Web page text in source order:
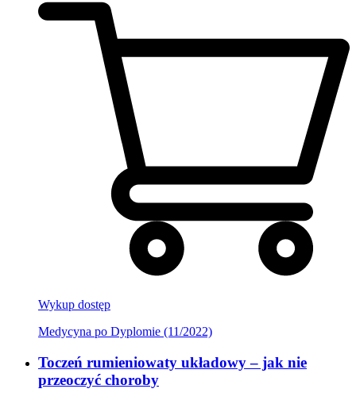
Wykup dostęp
Medycyna po Dyplomie (11/2022)
Toczeń rumieniowaty układowy – jak nie
przeoczyć choroby